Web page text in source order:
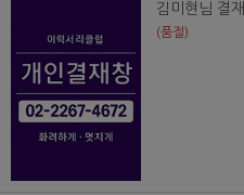
김미현님 결재
(품절)